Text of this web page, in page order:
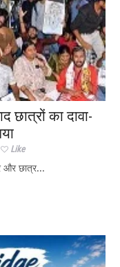
का दावा-
Like
और छात्र...